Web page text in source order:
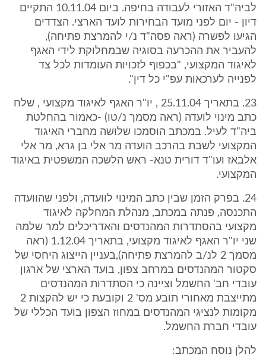
לביה"ד האזורי לעבודה בחיפה. ביום 10.11.04 התקיים
דיון - יום לפני מועד הבחירות לועד הארצי. הצדדים
הגיעו לפשרה (ראה פסה"ד נ/י להמרצת פתיחה),
להעביר את ההכרעה בסוגיה שבמחלוקת לידי האגף
לאיגוד המקצועי, "בכפוף לזכויות העומדות לכל צד
לפנייה לערכאות עפ"י כל דין".
23. בתאריך 25.11.04 , יו"ר האגף לאיגוד מקצועי , שלח
כתב מינוי לועדה (ראה מסמך נ/טו) -כאמור בהחלטת
ביה"ד לעיל. במכתב הוסמכו שלושה מחברי האיגוד
המקצועי לשבת בהרכב הועדה מר אלי בן גרא, מר אלי
אלבאז ועו"ד דורית טנא- ראש הלשכה המשפטית באיגוד
המקצועי.
24. בפרק הזמן שבין כתב המינוי לוועדה, ולפני שהוועדה
התכנסה, פנתה במכתב, מנהלת המחלקה לאיגוד
מקצועי בהסתדרות המהנדסים והאדריכלים למר שלמה
שני יו"ר האגף לאיגוד מקצועי, בתאריך 1.12.04 (ראה
מסמך 2 לנ/ב להמרצת פתיחה),בעניין הייצוג היחסי של
סקטור המהנדסים במרחב צפון, בועד הארצי של ארגון
עובדי חב' החשמל וציינה כי הסתדרות המהנדסים
מתייצבת מאחורי תובע מס' 2 וקובעת כי יש להקצות 2
מקומות לנציגי המהנדסים במחוז הצפון בועד הכללי של
עובדי חברת החשמל.
להלן נוסח המכתב: